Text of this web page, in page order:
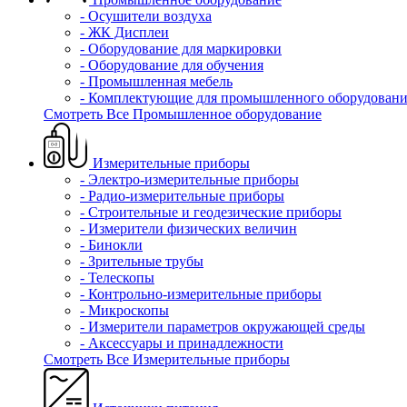
- Осушители воздуха
- ЖК Дисплеи
- Оборудование для маркировки
- Оборудование для обучения
- Промышленная мебель
- Комплектующие для промышленного
Смотреть Все Промышленное оборудование
Измерительные приборы
- Электро-измерительные приборы
- Радио-измерительные приборы
- Строительные и геодезические приборы
- Измерители физических величин
- Бинокли
- Зрительные трубы
- Телескопы
- Контрольно-измерительные приборы
- Микроскопы
- Измерители параметров окружающей среды
- Аксессуары и принадлежности
Смотреть Все Измерительные приборы